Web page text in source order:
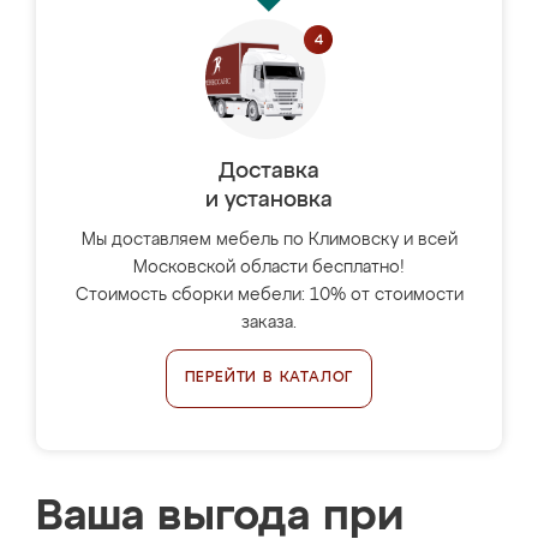
Доставка
и установка
Мы доставляем мебель по Климовску и всей
Московской области бесплатно!
Стоимость сборки мебели: 10% от стоимости
заказа.
ПЕРЕЙТИ В КАТАЛОГ
Ваша выгода при